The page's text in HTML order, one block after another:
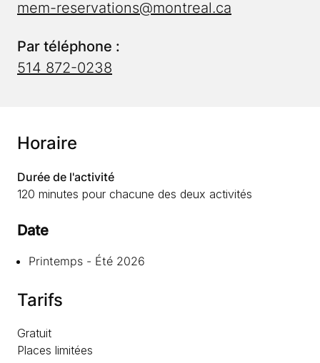
mem-reservations@montreal.ca
Par téléphone :
514 872-0238
Horaire
Durée de l'activité
120 minutes pour chacune des deux activités
Date
Plage horaire de l'événement
Printemps - Été 2026
Tarifs
Gratuit
Places limitées